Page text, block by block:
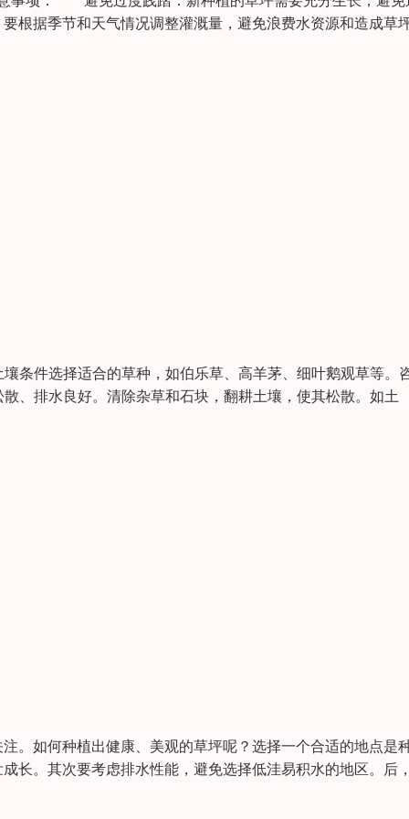
据季节和天气情况调整灌溉量，避免浪费水资源和造成草
件选择适合的草种，如伯乐草、高羊茅、细叶鹅观草等。
、排水良好。清除杂草和石块，翻耕土壤，使其松散。如土
。如何种植出健康、美观的草坪呢？选择一个合适的地点是
长。其次要考虑排水性能，避免选择低洼易积水的地区。后